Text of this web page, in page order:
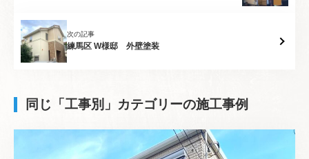
次の記事
練馬区 W様邸 外壁塗装
同じ「工事別」カテゴリーの施工事例